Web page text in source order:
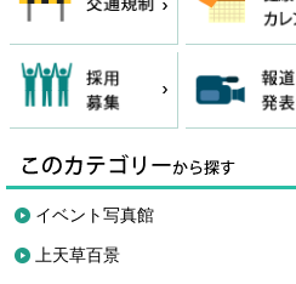
イベント写真館
上天草百景